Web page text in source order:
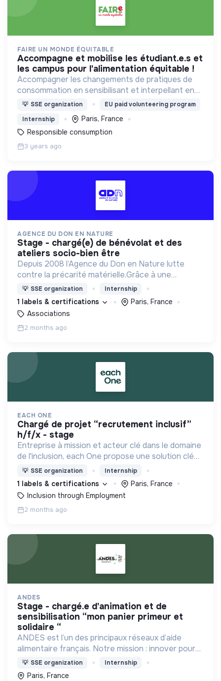
FAIRE UN MONDE ÉQUITABLE
accompagne et mobilise les étudiant.e.s et
les campus pour l'alimentation équitable !
Accompagner les changements de pratiques de
consommation en sensibilisant et interpellant en
France
💡 SSE organization
EU paid volunteering program
Internship
Paris, France
Responsible consumption
3 years ago
AGENCE DU DON EN NATURE
stage - chargé(e) de bénévolat et des
ateliers socio-bien être
Depuis 2008 l’Agence du Don en Nature lutte
contre la précarité matérielle.Grâce à une
logistique unique, elle collecte, stocke et
redistribue des produits essentiels à 1500
associations de solidarité
💡 SSE organization Internship
1 labels & certifications
Paris, France
Associations
2 months ago
EACH ONE
chargé de projet “recrutement inclusif”
h/f/x - stage
Entreprise à mission et acteur clé dans le domaine
de l'inclusion, each One propose une solution clé
en main de recrutement et de formation dédiée
aux personnes réfugiées et éloignées de l’emploi.
💡 SSE organization Internship
1 labels & certifications
Paris, France
Inclusion through Employment
2 months ago
ANDES
stage - chargé.e d'animation et de
sensibilisation “mon panier primeur et
solidaire “
ANDES est l’un des principaux réseaux d’aide
alimentaire français. Notre mission : innover pour
l’insertion durable autour d’une alimentation de
qualité pour tous.
💡 SSE organization Internship
Paris, France